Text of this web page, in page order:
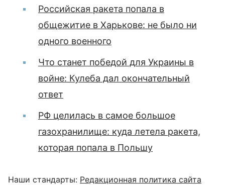
Российская ракета попала в
общежитие в Харькове: не было ни
одного военного
Что станет победой для Украины в
войне: Кулеба дал окончательный
ответ
РФ целилась в самое большое
газохранилище: куда летела ракета,
которая попала в Польшу
Наши стандарты: Редакционная политика сайта